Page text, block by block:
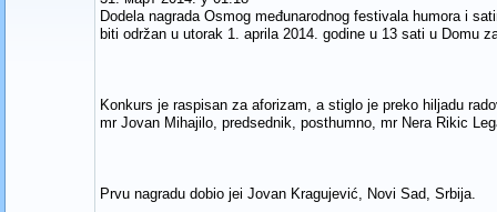
Dodela nagrada Osmog međunarodnog festivala humora i
biti održan u utorak 1. aprila 2014. godine u 13 sati u Domu
Konkurs je raspisan za aforizam, a stiglo je preko hiljadu
mr Jovan Mihajilo, predsednik, posthumno, mr Nera Rikic
Prvu nagradu dobio jei Jovan Kragujević, Novi Sad, Srbija.